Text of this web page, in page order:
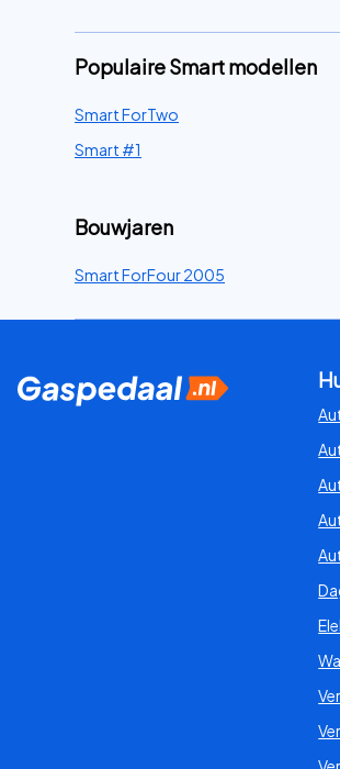
Populaire Smart modellen
Smart ForTwo
Smart #1
Bouwjaren
Smart ForFour 2005